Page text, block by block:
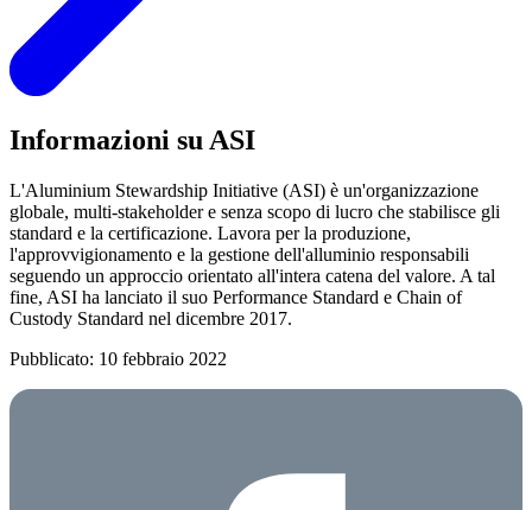
Informazioni su ASI
L'Aluminium Stewardship Initiative (ASI) è un'organizzazione
globale, multi-stakeholder e senza scopo di lucro che stabilisce gli
standard e la certificazione. Lavora per la produzione,
l'approvvigionamento e la gestione dell'alluminio responsabili
seguendo un approccio orientato all'intera catena del valore. A tal
fine, ASI ha lanciato il suo Performance Standard e Chain of
Custody Standard nel dicembre 2017.
Pubblicato: 10 febbraio 2022